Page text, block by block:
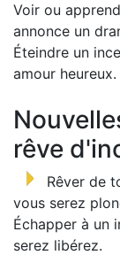
Voir ou
annonce un
Éteindre un
amour heureux.
rêve
Rêver de
vous serez
Échapper à un
serez libérez.